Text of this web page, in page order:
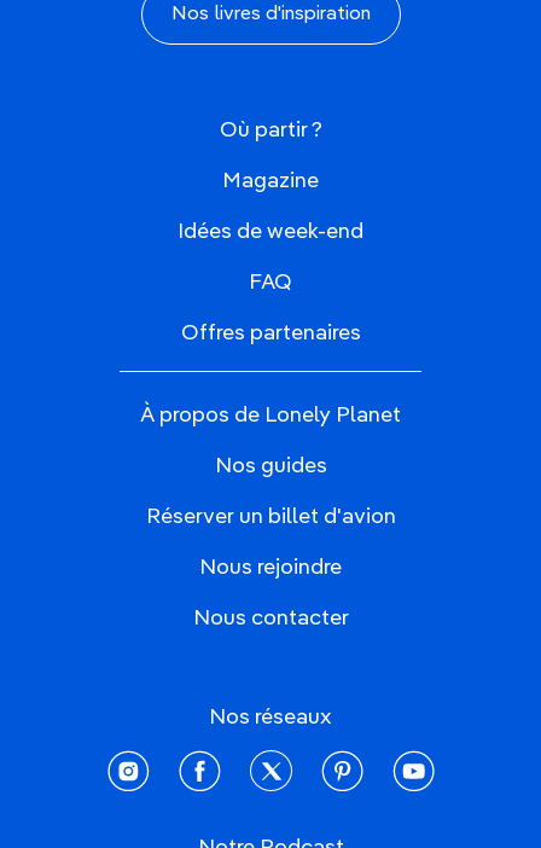
Nos livres d'inspiration
Où partir ?
Magazine
Idées de week-end
FAQ
Offres partenaires
À propos de Lonely Planet
Nos guides
Réserver un billet d'avion
Nous rejoindre
Nous contacter
Nos réseaux
instagramfacebooktwitter pinterestyoutube